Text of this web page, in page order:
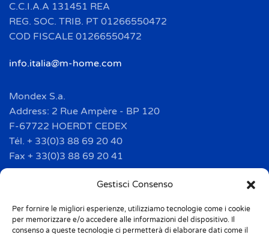
Gestisci Consenso
Per fornire le migliori esperienze, utilizziamo tecnologie come i cookie
per memorizzare e/o accedere alle informazioni del dispositivo. Il
consenso a queste tecnologie ci permetterà di elaborare dati come il
C.C.I.A.A 131451 REA
REG. SOC. TRIB. PT 01266550472
COD FISCALE 01266550472
info.italia@m-home.com
Mondex S.a.
Address: 2 Rue Ampère - BP 120
F-67722 HOERDT CEDEX
Tél. + 33(0)3 88 69 20 40
Fax + 33(0)3 88 69 20 41
info.france@m-home.com
Mondex Menaje España S.a.
Address: Ctra de Girona, km. 101.5